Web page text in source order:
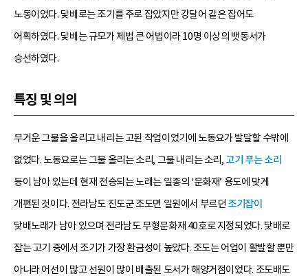
노동이었다. 닻배로는 조기를 주로 잡았지만 강달어 같은 잡어도
어획하였다. 닻배는 규모가 제법 큰 어법이라 10명 이상의 뱃동서가
승선하였다.
특징 및 의의
무거운 그물을 올리고 내리는 고된 작업이었기에 노동요가 발달할 수밖에
없었다. 노동요로는 그물 올리는 소리, 그물 내리는 소리, 고기 푸는 소리
등이 남아 있는데 현재 전승되는 노래는 일종의 ‘문화재’ 용도에 맞게
개편된 것이다. 전라남도 진도군 조도면 일원에서 부르던 조기잡이
닻배노래가 남아 있으며 전라남도 무형문화재 40호로 지정되었다. 닻배로
잡는 고기 중에서 조기가 가장 환금성이 높았다. 조도는 어업이 활발할 뿐만
아니라 어선이 많고 선원이 많이 배출된 도서가 해양거점이었다. 조도배도